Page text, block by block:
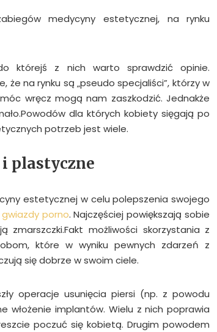
medycyny estetycznej, na rynku
którejś z nich warto sprawdzić opinie.
że na rynku są „pseudo specjaliści”, którzy w
wręcz mogą nam zaszkodzić. Jednakże
dla których kobiety sięgają po
potrzeb jest wiele.
plastyczne
estetycznej w celu polepszenia swojego
gwiazdy porno. Najczęściej powiększają sobie
zmarszczki.Fakt możliwości skorzystania z
które w wyniku pewnych zdarzeń z
się dobrze w swoim ciele.
operacje usunięcia piersi (np. z powodu
włożenie implantów. Wielu z nich poprawia
poczuć się kobietą. Drugim powodem